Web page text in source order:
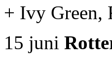
+ Ivy Green,
15 juni